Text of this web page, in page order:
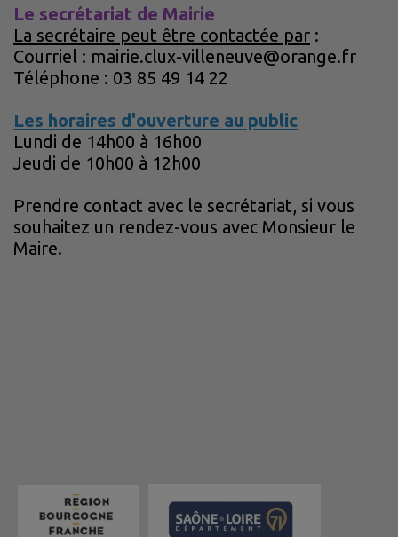
Le secrétariat de Mairie
La secrétaire peut être contactée par :
Courriel : mairie.clux-villeneuve@orange.fr
Téléphone : 03 85 49 14 22
Les horaires d'ouverture au public
Lundi de 14h00 à 16h00
Jeudi de 10h00 à 12h00
Prendre contact avec le secrétariat, si vous
souhaitez un rendez-vous avec Monsieur le
Maire.